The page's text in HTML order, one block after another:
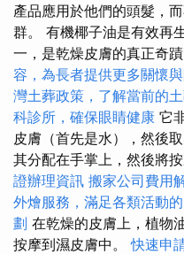
產品應用於他們的頭髮，
群。 有機椰子油是有效再
一，是乾燥皮膚的真正奇蹟
容，為長者提供更多關懷
灣土葬政策，了解當前的
科診所，確保眼睛健康 它
皮膚（首先是水），然後
其分配在手掌上，然後將
證辦理資訊 搬家公司費用
外燴服務，滿足各類活動
劃 在乾燥的皮膚上，植物
按摩到濕皮膚中。快速申